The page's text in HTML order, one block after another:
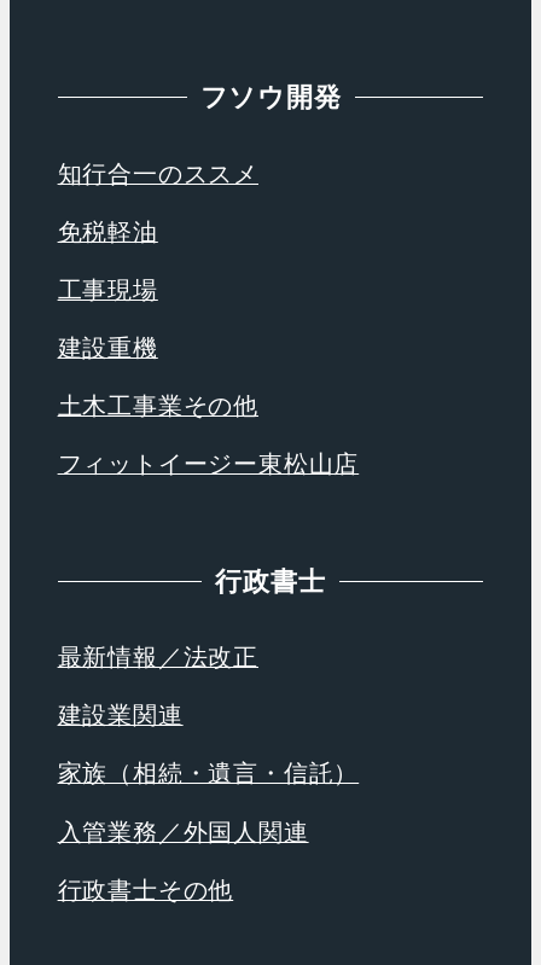
フソウ開発
知行合一のススメ
免税軽油
工事現場
建設重機
土木工事業その他
フィットイージー東松山店
行政書士
最新情報／法改正
建設業関連
家族（相続・遺言・信託）
入管業務／外国人関連
行政書士その他